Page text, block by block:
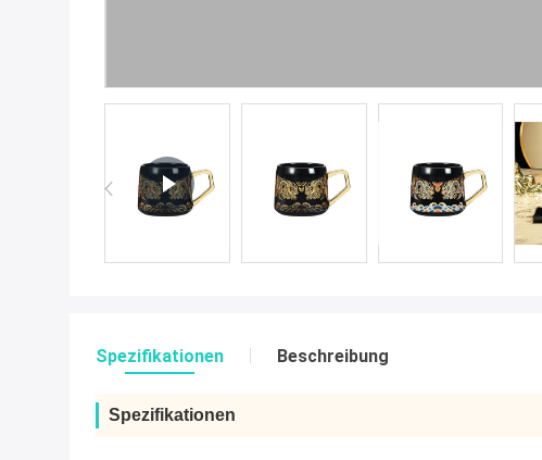
Spezifikationen Beschreibung
Spezifikationen